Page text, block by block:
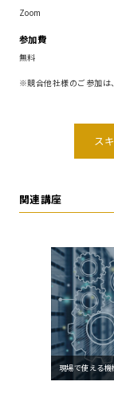
Zoom
参加費
無料
※競合他社様のご参加は
ス
関連講座
現場で使える